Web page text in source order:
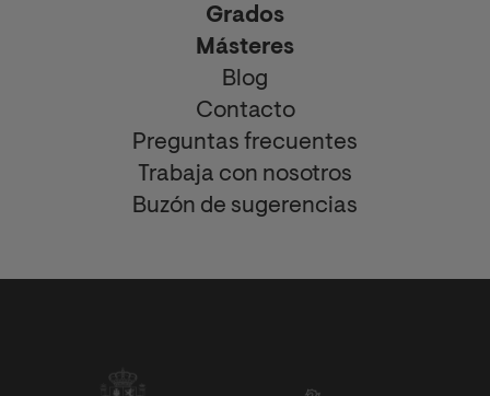
Grados
Másteres
Blog
Contacto
Preguntas frecuentes
Trabaja con nosotros
Buzón de sugerencias